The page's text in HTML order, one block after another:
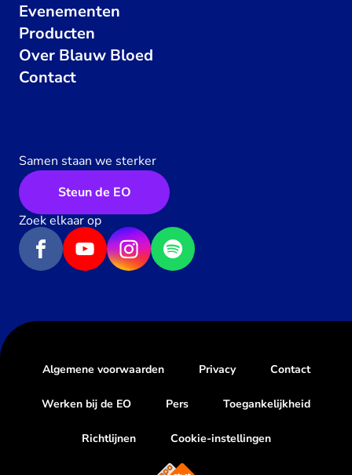
Evenementen
Producten
Over Blauw Bloed
Contact
Samen staan we sterker
Steun de EO
Zoek elkaar op
Algemene voorwaarden Privacy Contact
Werken bij de EO Pers Toegankelijkheid
Richtlijnen Cookie-instellingen